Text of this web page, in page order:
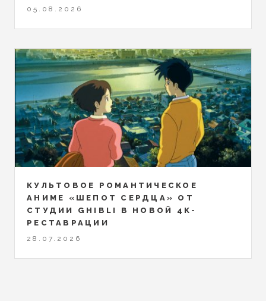
05.08.2026
КУЛЬТОВОЕ РОМАНТИЧЕСКОЕ
АНИМЕ «ШЕПОТ СЕРДЦА» ОТ
СТУДИИ GHIBLI В НОВОЙ 4K-
РЕСТАВРАЦИИ
28.07.2026